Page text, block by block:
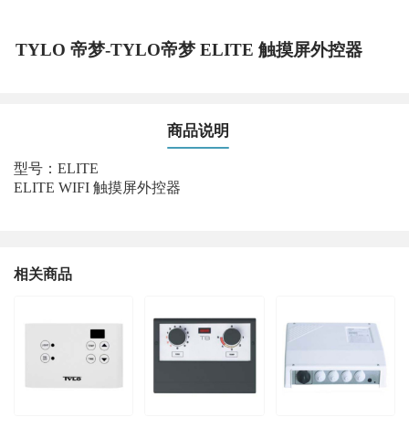
TYLO 帝梦-TYLO帝梦 ELITE 触摸屏外控器
商品说明
型号：ELITE
ELITE WIFI 触摸屏外控器
相关商品